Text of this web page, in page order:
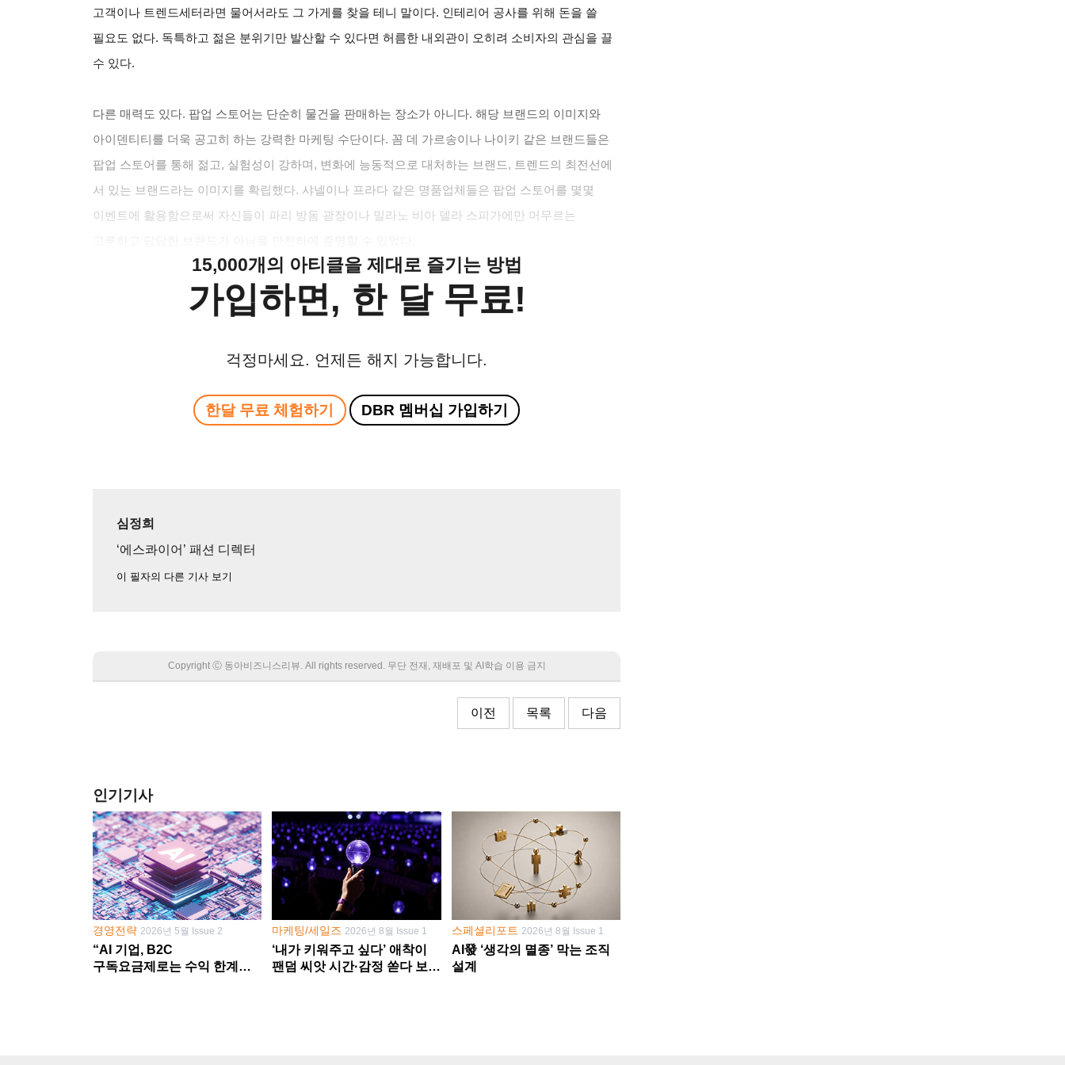
고객이나 트렌드세터라면 물어서라도 그 가게를 찾을 테니 말이다. 인테리어 공사를 위해 돈을 쓸
필요도 없다. 독특하고 젊은 분위기만 발산할 수 있다면 허름한 내외관이 오히려 소비자의 관심을 끌
수 있다.
다른 매력도 있다. 팝업 스토어는 단순히 물건을 판매하는 장소가 아니다. 해당 브랜드의 이미지와
아이덴티티를 더욱 공고히 하는 강력한 마케팅 수단이다. 꼼 데 가르송이나 나이키 같은 브랜드들은
팝업 스토어를 통해 젊고, 실험성이 강하며, 변화에 능동적으로 대처하는 브랜드, 트렌드의 최전선에
서 있는 브랜드라는 이미지를 확립했다. 샤넬이나 프라다 같은 명품업체들은 팝업 스토어를 몇몇
이벤트에 활용함으로써 자신들이 파리 방돔 광장이나 밀라노 비아 델라 스피가에만 머무르는
15,000개의 아티클을 제대로 즐기는 방법
가입하면, 한 달 무료!
걱정마세요. 언제든 해지 가능합니다.
한달 무료 체험하기 DBR 멤버십 가입하기
심정희
‘에스콰이어’ 패션 디렉터
이 필자의 다른 기사 보기
Copyright Ⓒ 동아비즈니스리뷰. All rights reserved. 무단 전재, 재배포 및 AI학습 이용 금지
이전 목록 다음
인기기사
경영전략 2026년 5월 Issue 2
“AI 기업, B2C
구독요금제로는 수익 한계
마케팅/세일즈 2026년 8월 Issue 1
‘내가 키워주고 싶다’ 애착이
팬덤 씨앗 시간·감정 쏟다 보면
스페셜리포트 2026년 8월 Issue 1
AI發 ‘생각의 멸종’ 막는 조직
설계